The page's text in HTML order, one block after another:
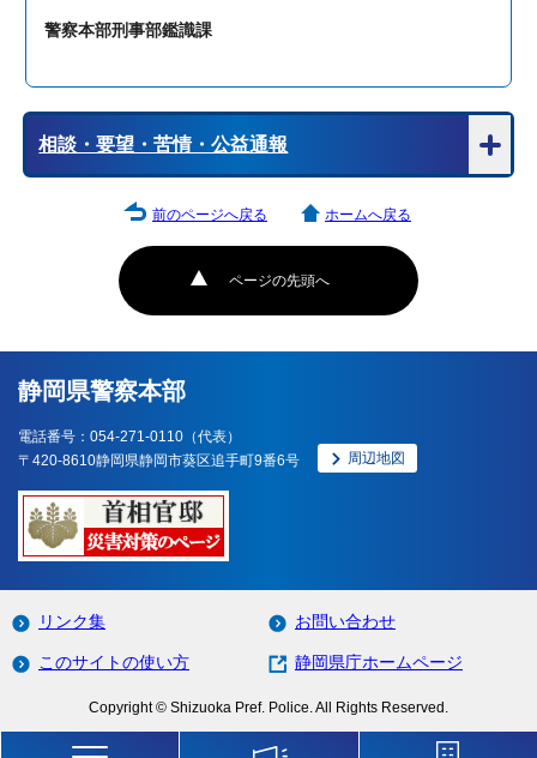
警察本部刑事部鑑識課
相談・要望・苦情・公益通報
ページの先頭へ
前のページへ戻る ホームへ戻る
静岡県警察本部
電話番号：054-271-0110（代表）
〒420-8610静岡県静岡市葵区追手町9番6号
周辺地図
リンク集 お問い合わせ
このサイトの使い方 静岡県庁ホームページ
Copyright © Shizuoka Pref. Police. All Rights Reserved.